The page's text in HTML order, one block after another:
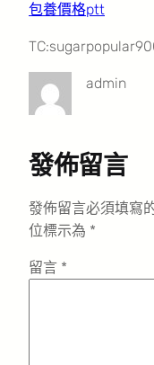
包養價格ptt
admin
發佈留言
發佈留言必須填寫
位標示為 *
留言 *